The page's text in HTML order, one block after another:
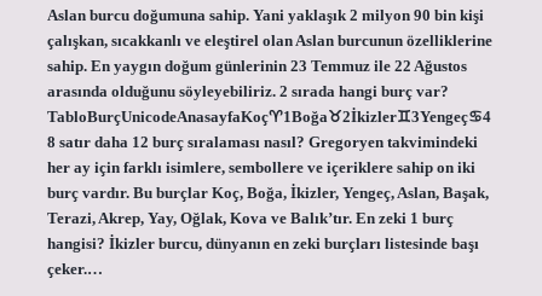
Aslan burcu doğumuna sahip. Yani yaklaşık 2 milyon 90 bin kişi
çalışkan, sıcakkanlı ve eleştirel olan Aslan burcunun özelliklerine
sahip. En yaygın doğum günlerinin 23 Temmuz ile 22 Ağustos
arasında olduğunu söyleyebiliriz. 2 sırada hangi burç var?
TabloBurçUnicodeAnasayfaKoç♈︎1Boğa♉︎2İkizler♊︎3Yengeç♋︎4
8 satır daha 12 burç sıralaması nasıl? Gregoryen takvimindeki
her ay için farklı isimlere, sembollere ve içeriklere sahip on iki
burç vardır. Bu burçlar Koç, Boğa, İkizler, Yengeç, Aslan, Başak,
Terazi, Akrep, Yay, Oğlak, Kova ve Balık’tır. En zeki 1 burç
hangisi? İkizler burcu, dünyanın en zeki burçları listesinde başı
çeker.…